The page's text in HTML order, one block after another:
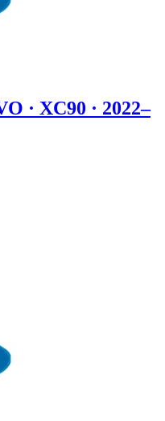
· XC90 · 2022–